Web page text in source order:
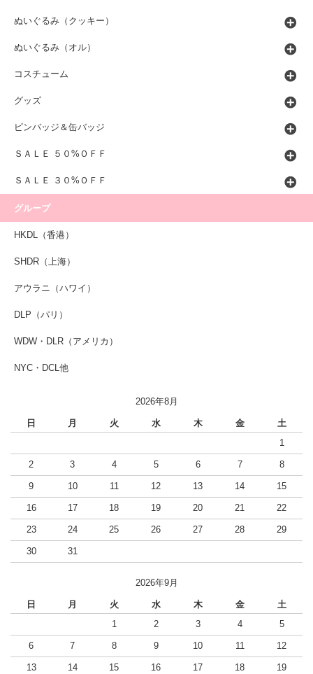
ぬいぐるみ（クッキー）
ぬいぐるみ（オル）
コスチューム
グッズ
ピンバッジ＆缶バッジ
ＳＡＬＥ ５０%ＯＦＦ
ＳＡＬＥ ３０%ＯＦＦ
グループ
HKDL（香港）
SHDR（上海）
アウラニ（ハワイ）
DLP（パリ）
WDW・DLR（アメリカ）
NYC・DCL他
2026年8月
日 月 火 水 木 金
土
1
2 3 4 5 6 7 8
9 10 11 12 13 14 15
16 17 18 19 20 21 22
23 24 25 26 27 28 29
30 31
2026年9月
日 月 火 水 木 金
土
1
2 3 4 5
6 7 8 9 10 11 12
13 14 15 16 17 18 19